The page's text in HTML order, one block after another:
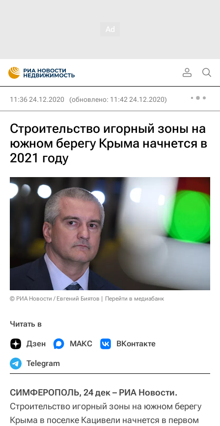
11:36 24.12.2020 (обновлено: 11:42 24.12.2020)
Строительство игорный зоны на
южном берегу Крыма начнется в
2021 году
© РИА Новости / Евгений Биятов Перейти в медиабанк
Читать в
Дзен МАКС ВКонтакте
Telegram
СИМФЕРОПОЛЬ, 24 дек – РИА Новости.
Строительство игорный зоны на южном берегу
Крыма в поселке Кацивели начнется в первом